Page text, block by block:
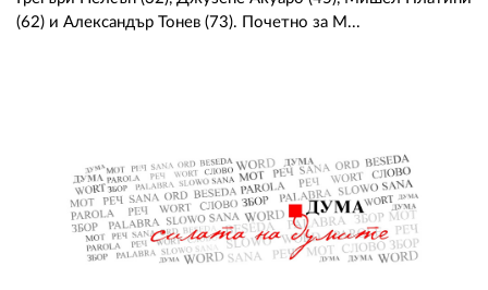
(62) и Александър Тонев (73). Почетно за М...